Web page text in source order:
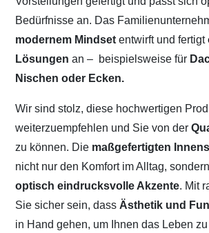
Bedürfnisse an. Das
modernem Mindset entwirft und fertigt
Lösungen an – beispielsweise für
Nischen oder Ecken.
Wir sind stolz, diese hochwertigen
weiterzuempfehlen und Sie von der
zu können. Die maßgefertigten
nicht nur den Komfort im Alltag,
optisch eindrucksvolle Akzente. Mit
Sie sicher sein, dass Ästhetik und
in Hand gehen, um Ihnen das Leben